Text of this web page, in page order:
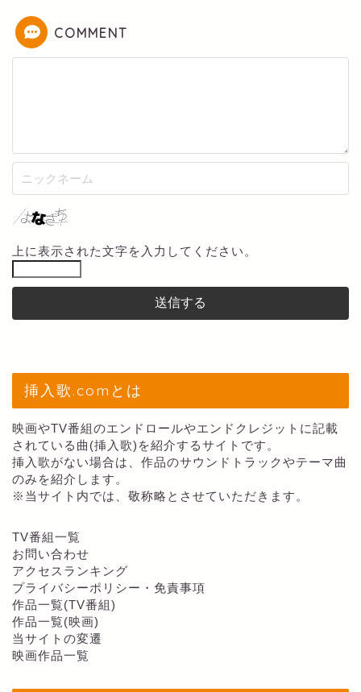
COMMENT
上に表示された文字を入力してください。
挿入歌.comとは
映画やTV番組のエンドロールやエンドクレジットに記載
されている曲(挿入歌)を紹介するサイトです。
挿入歌がない場合は、作品のサウンドトラックやテーマ曲
のみを紹介します。
※当サイト内では、敬称略とさせていただきます。
TV番組一覧
お問い合わせ
アクセスランキング
プライバシーポリシー・免責事項
作品一覧(TV番組)
作品一覧(映画)
当サイトの変遷
映画作品一覧